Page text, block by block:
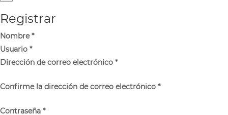
Registrar
Nombre*
Usuario *
Dirección de correo electrónico *
Confirme la dirección de correo electrónico *
Contraseña *